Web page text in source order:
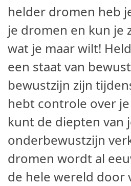
helder dromen heb
je dromen en kun je
wat je maar wilt!
een staat van
bewustzijn zijn
hebt controle over
kunt de diepten van
onderbewustzijn
dromen wordt al
de hele wereld door